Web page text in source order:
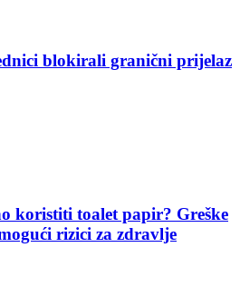
blokirali granični prijelaz
koristiti toalet papir? Greške
rizici za zdravlje